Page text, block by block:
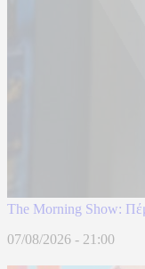
The Morning Show:
07/08/2026 - 21:00